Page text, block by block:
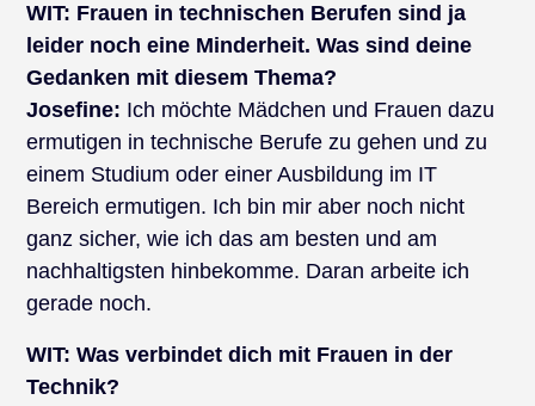
WIT: Frauen in technischen Berufen sind ja
leider noch eine Minderheit. Was sind deine
Gedanken mit diesem Thema?
Josefine: Ich möchte Mädchen und Frauen dazu
ermutigen in technische Berufe zu gehen und zu
einem Studium oder einer Ausbildung im IT
Bereich ermutigen. Ich bin mir aber noch nicht
ganz sicher, wie ich das am besten und am
nachhaltigsten hinbekomme. Daran arbeite ich
gerade noch.
WIT: Was verbindet dich mit Frauen in der
Technik?